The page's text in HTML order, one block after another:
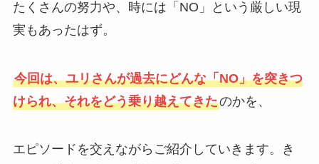
たくさんの努力や、時には「NO」という厳しい現
実もあったはず。
今回は、ユリさんが過去にどんな「NO」を突きつ
けられ、それをどう乗り越えてきたのかを、
エピソードを交えながらご紹介していきます。き